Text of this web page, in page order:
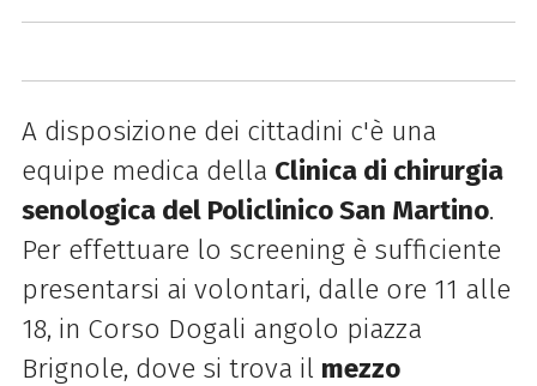
A disposizione dei cittadini c'è una
equipe medica della Clinica di chirurgia
senologica del Policlinico San Martino.
Per effettuare lo screening è sufficiente
presentarsi ai volontari, dalle ore 11 alle
18, in Corso Dogali angolo piazza
Brignole, dove si trova il mezzo